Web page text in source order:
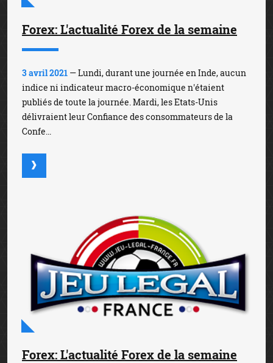
Forex: L'actualité Forex de la semaine
3 avril 2021 — Lundi, durant une journée en Inde, aucun
indice ni indicateur macro-économique n'étaient
publiés de toute la journée. Mardi, les Etats-Unis
délivraient leur Confiance des consommateurs de la
Confe...
Forex: L'actualité Forex de la semaine